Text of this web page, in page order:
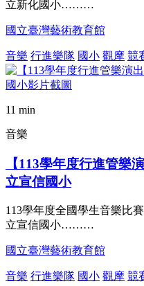
立新化國小………
國立臺灣藝術教育館
音樂 行進樂隊 國小 觀摩 競
11 min
音樂
【113學年度行進管
立宣信國小
113學年度全國學生音樂比
立宣信國小………
國立臺灣藝術教育館
音樂 行進樂隊 國小 觀摩 競